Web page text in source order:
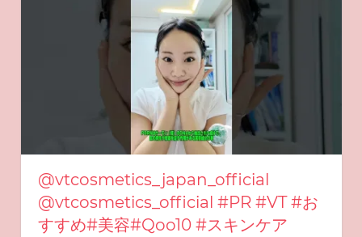
⁠@vtcosmetics_japan_official
@vtcosmetics_official #PR #VT #お
すすめ#美容#Qoo10 #スキンケア